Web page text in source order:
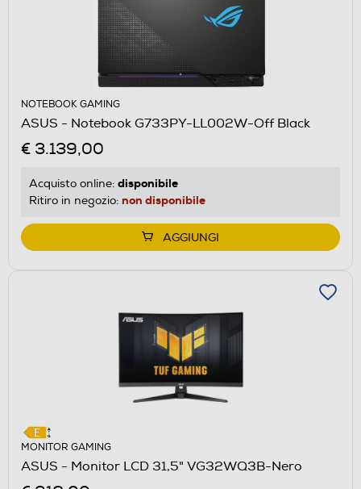
NOTEBOOK GAMING
ASUS - Notebook G733PY-LL002W-Off Black
€ 3.139,00
Acquisto online: disponibile
Ritiro in negozio: non disponibile
AGGIUNGI
MONITOR GAMING
ASUS - Monitor LCD 31,5" VG32WQ3B-Nero